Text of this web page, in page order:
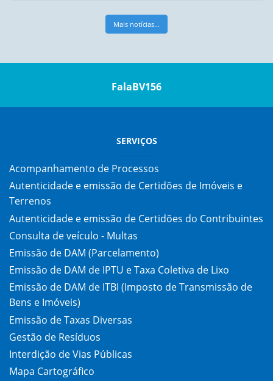
Mais notícias...
FalaBV156
SERVIÇOS
Acompanhamento de Processos
Autenticidade e emissão de Certidões de Imóveis e
Terrenos
Autenticidade e emissão de Certidões do Contribuintes
Consulta de veículo - Multas
Emissão de DAM (Parcelamento)
Emissão de DAM de IPTU e Taxa Coletiva de Lixo
Emissão de DAM de ITBI (Imposto de Transmissão de
Bens e Imóveis)
Emissão de Taxas Diversas
Gestão de Resíduos
Interdição de Vias Públicas
Mapa Cartográfico